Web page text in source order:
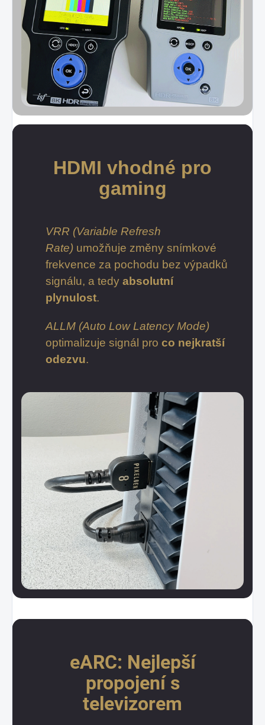
HDMI vhodné pro
gaming
VRR (Variable Refresh
Rate) umožňuje změny snímkové
frekvence za pochodu bez výpadků
signálu, a tedyabsolutní
plynulost.
ALLM (Auto Low Latency Mode)
optimalizuje signál proco nejkratší
odezvu.
eARC: Nejlepší
propojení s
televizorem